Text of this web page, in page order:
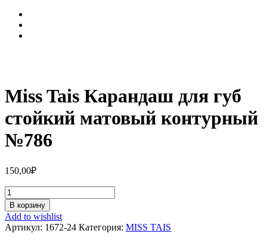
Miss Tais Карандаш для губ
стойкий матовый контурный
№786
150,00₽
Количество
Miss
Tais
Карандаш
для
В корзину
Add to wishlist
Артикул: 1672-24 Категория: MISS TAIS